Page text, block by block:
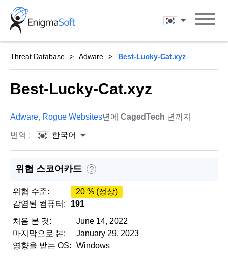
Skip
content
한국어
Threat Database Adware Best-Lucky-Cat.xyz
Best-Lucky-Cat.xyz
Adware, Rogue Websites년에 CagedTech 년까지
번역 : 한국어
위협 스코어카드 ?
위협 수준:
20 % (정상)
감염된 컴퓨터:
191
처음 본 것:
June 14, 2022
마지막으로 본:
January 29, 2023
영향을 받는 OS:
Windows